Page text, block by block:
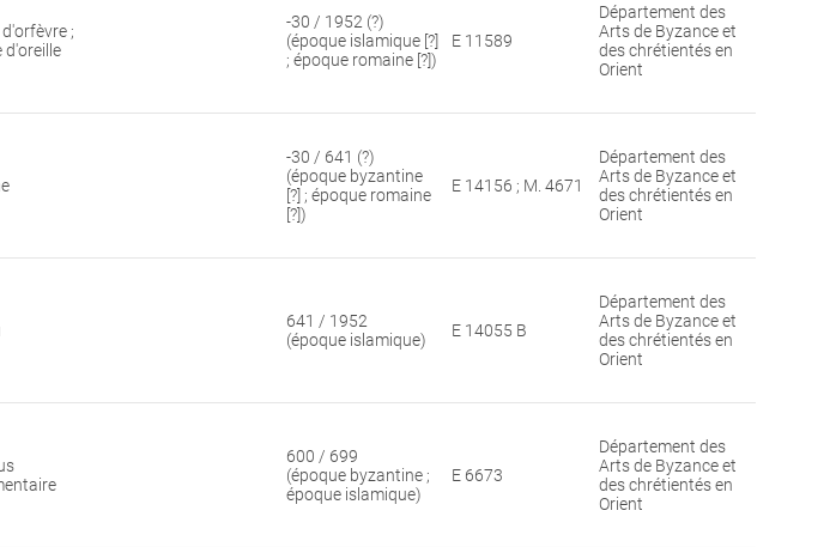
;
d'oreille
-30 / 1952 (?)
(époque islamique [?]
; époque romaine [?])
E 11589
Département des
Arts de Byzance et
des chrétientés en
Orient
-30 / 641 (?)
(époque byzantine
[?] ; époque romaine
[?])
E 14156 ; M. 4671
Département des
Arts de Byzance et
des chrétientés en
Orient
641 / 1952
(époque islamique)
E 14055 B
Département des
Arts de Byzance et
des chrétientés en
Orient
600 / 699
(époque byzantine ;
époque islamique)
E 6673
Département des
Arts de Byzance et
des chrétientés en
Orient